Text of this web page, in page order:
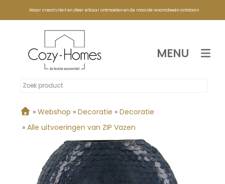
Waar creativiteit en sfeer elkaar ontmoeten en de mooiste woonideeën ontstaan
MENU
» Webshop » Decoratie » Decoratie
» Alle uitvoeringen van ZIP Vazen